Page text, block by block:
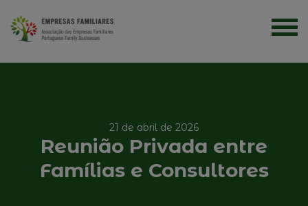
21 de abril de 2026
Reunião Privada entre
Famílias e Consultores